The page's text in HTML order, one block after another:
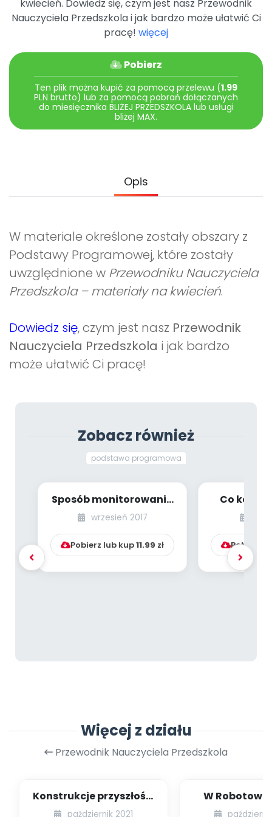
Pomoc
Promocje
kwiecień. Dowiedz się, czym jest nasz Przewodnik
Nauczyciela Przedszkola i jak bardzo może ułatwić Ci
pracę! więcej
Pobierz
Ten plik można kupić za pomocą przelewu (1.99
PLN brutto) lub za pomocą pobrań dołączanych
do miesięcznika BLIŻEJ PRZEDSZKOLA lub usługi
bliżej MAX.
Opis
W materiale określone zostały obszary z
Podstawy Programowej, które zostały
uwzględnione w Przewodniku Nauczyciela
Przedszkola – materiały na kwiecień.
Dowiedz się, czym jest nasz Przewodnik
Nauczyciela Przedszkola i jak bardzo
może ułatwić Ci pracę!
Zobacz również
podstawa programowa
Sposób monitorowania
podstawy
programowej przez
dyrekto...
wrzesień 2017
Pobierz lub kup11.99 zł
Co każdy
Pobierz
Więcej z działu
Przewodnik Nauczyciela Przedszkola
Konstrukcje przyszłości
[PBP - dzieci młodsze -
październik 2021
W
dzieci